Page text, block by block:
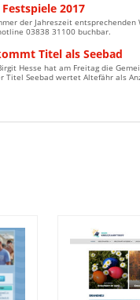
2017
der Jahreszeit
03838 31100 buchbar.
Titel als Seebad
Hesse hat am Freitag die
Titel Seebad wertet Altefähr als